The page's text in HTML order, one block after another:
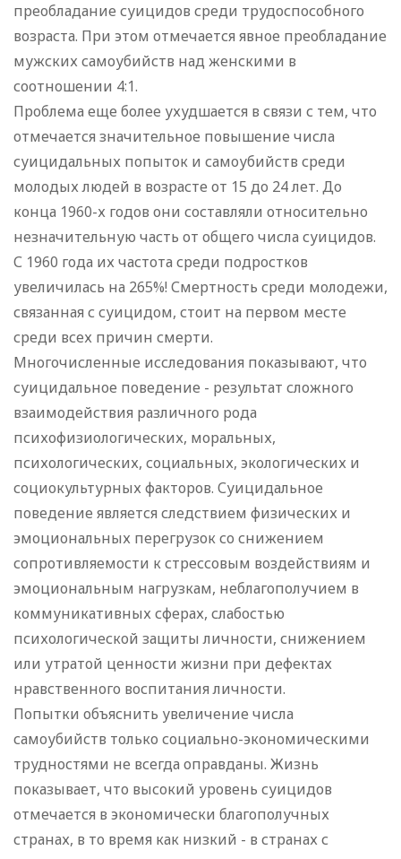
преобладание суицидов среди трудоспособного
возраста. При этом отмечается явное преобладание
мужских самоубийств над женскими в
соотношении 4:1.
Проблема еще более ухудшается в связи с тем, что
отмечается значительное повышение числа
суицидальных попыток и самоубийств среди
молодых людей в возрасте от 15 до 24 лет. До
конца 1960-х годов они составляли относительно
незначительную часть от общего числа суицидов.
С 1960 года их частота среди подростков
увеличилась на 265%! Смертность среди молодежи,
связанная с суицидом, стоит на первом месте
среди всех причин смерти.
Многочисленные исследования показывают, что
суицидальное поведение - результат сложного
взаимодействия различного рода
психофизиологических, моральных,
психологических, социальных, экологических и
социокультурных факторов. Суицидальное
поведение является следствием физических и
эмоциональных перегрузок со снижением
сопротивляемости к стрессовым воздействиям и
эмоциональным нагрузкам, неблагополучием в
коммуникативных сферах, слабостью
психологической защиты личности, снижением
или утратой ценности жизни при дефектах
нравственного воспитания личности.
Попытки объяснить увеличение числа
самоубийств только социально-экономическими
трудностями не всегда оправданы. Жизнь
показывает, что высокий уровень суицидов
отмечается в экономически благополучных
странах, в то время как низкий - в странах с